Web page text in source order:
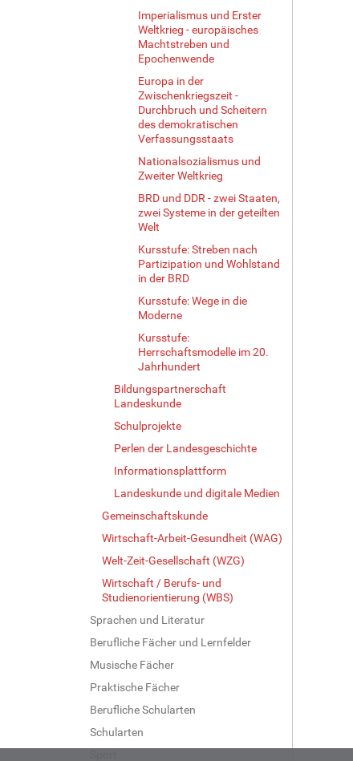
Imperialismus und Erster
Weltkrieg - europäisches
Machtstreben und
Epochenwende
Europa in der
Zwischenkriegszeit -
Durchbruch und Scheitern
des demokratischen
Verfassungsstaats
Nationalsozialismus und
Zweiter Weltkrieg
BRD und DDR - zwei Staaten,
zwei Systeme in der geteilten
Welt
Kursstufe: Streben nach
Partizipation und Wohlstand
in der BRD
Kursstufe: Wege in die
Moderne
Kursstufe:
Herrschaftsmodelle im 20.
Jahrhundert
Bildungspartnerschaft
Landeskunde
Schulprojekte
Perlen der Landesgeschichte
Informationsplattform
Landeskunde und digitale Medien
Gemeinschaftskunde
Wirtschaft-Arbeit-Gesundheit (WAG)
Welt-Zeit-Gesellschaft (WZG)
Wirtschaft / Berufs- und
Studienorientierung (WBS)
Sprachen und Literatur
Berufliche Fächer und Lernfelder
Musische Fächer
Praktische Fächer
Berufliche Schularten
Schularten